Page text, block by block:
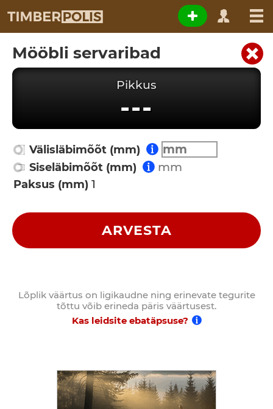
Mööbli servaribad
Pikkus
---
Välisläbimõõt (mm)
Siseläbimõõt (mm)
Paksus (mm)
ARVESTA
Lõplik väärtus on ligikaudne ning erinevate tegurite
tõttu võib erineda päris väärtusest.
Kas leidsite ebatäpsuse?